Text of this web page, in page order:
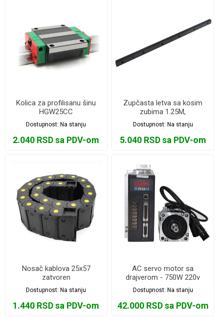
Kolica za profilisanu šinu
HGW25CC
Dostupnost:Na stanju
2.040 RSD sa PDV-om
Zupčasta letva sa kosim
zubima 1.25M,
22x25x1400mm
Dostupnost: Na stanju
5.040 RSD sa PDV-om
Nosač kablova 25x57
zatvoren
Dostupnost: Na stanju
1.440 RSD sa PDV-om
AC servo motor sa
drajverom - 750W 220v
2.4Nm 3000rpm
Dostupnost: Na stanju
42.000 RSD sa PDV-om